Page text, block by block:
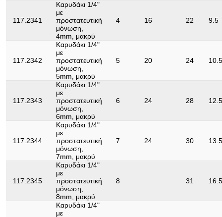
Τετράγωνο μετάδοσης
κίνησης σε ίντσες:
Χαρακτηριστικά λειτουργίας
VDE
Χωρίς δυνατότητα
117.2341
Καρυδάκι 1/4"
με
προστατευτική
μόνωση,
4mm, μακρύ
4 16 22 9.5
117.2342
Καρυδάκι 1/4"
με
προστατευτική
μόνωση,
5mm, μακρύ
5 20 24 10.5
117.2343
Καρυδάκι 1/4"
με
προστατευτική
μόνωση,
6mm, μακρύ
6 24 28 12.5
117.2344
Καρυδάκι 1/4"
με
προστατευτική
μόνωση,
7mm, μακρύ
7 24 30 13.5
117.2345
Καρυδάκι 1/4"
με
προστατευτική
μόνωση,
8mm, μακρύ
8 31 16.5
Καρυδάκι 1/4"
με